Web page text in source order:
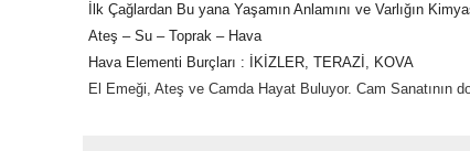
İlk Çağlardan Bu yana Yaşamın Anlamını ve Varlığın
Ateş – Su – Toprak – Hava
Hava Elementi Burçları : İKİZLER, TERAZİ, KOVA
El Emeği, Ateş ve Camda Hayat Buluyor. Cam Sanatının